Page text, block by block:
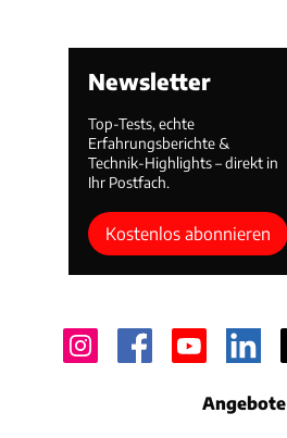
Newsletter
Top-Tests, echte
Erfahrungsberichte &
Technik-Highlights – direkt in
Ihr Postfach.
Kostenlos abonnieren
Angebote